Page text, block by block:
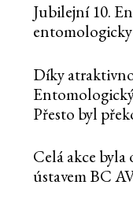
Jubilejní 10.
Díky
Přesto byl
Celá akce
ústavem BC